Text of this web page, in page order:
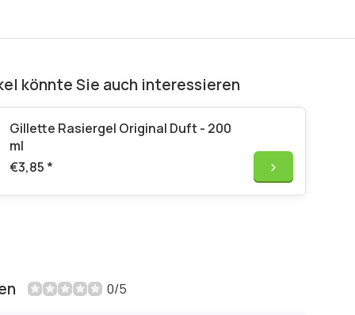
könnte Sie auch interessieren
Gillette Rasiergel Original Duft - 200
ml
€3,85 *
0/5